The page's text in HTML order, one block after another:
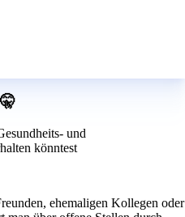
🤫
und
könntest
ehemaligen Kollegen oder